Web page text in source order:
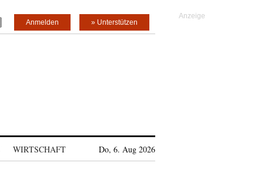
» Unterstützen
Anmelden
WIRTSCHAFT Do, 6. Aug 2026